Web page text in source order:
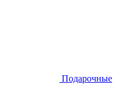
Подарочные